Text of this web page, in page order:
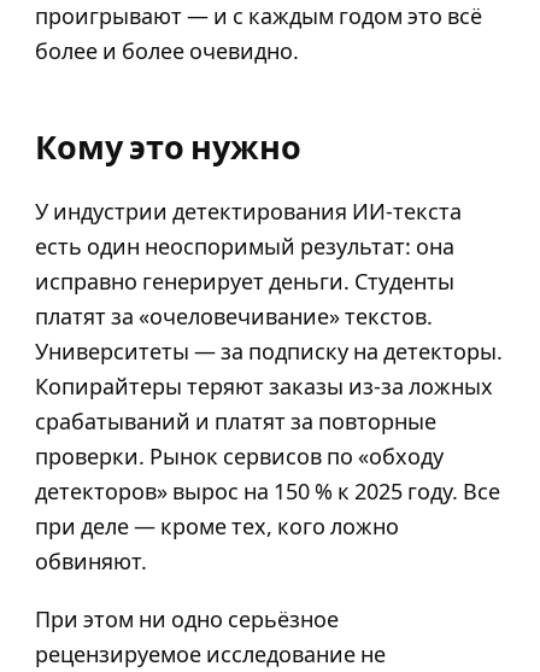
проигрывают — и с каждым годом это всё
более и более очевидно.
Кому это нужно
У индустрии детектирования ИИ-текста
есть один неоспоримый результат: она
исправно генерирует деньги. Студенты
платят за «очеловечивание» текстов.
Университеты — за подписку на детекторы.
Копирайтеры теряют заказы из-за ложных
срабатываний и платят за повторные
проверки. Рынок сервисов по «обходу
детекторов» вырос на 150 % к 2025 году. Все
при деле — кроме тех, кого ложно
обвиняют.
При этом ни одно серьёзное
рецензируемое исследование не